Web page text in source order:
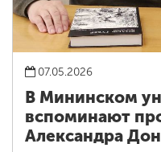
07.05.2026
В Мининском
вспоминают
Александра